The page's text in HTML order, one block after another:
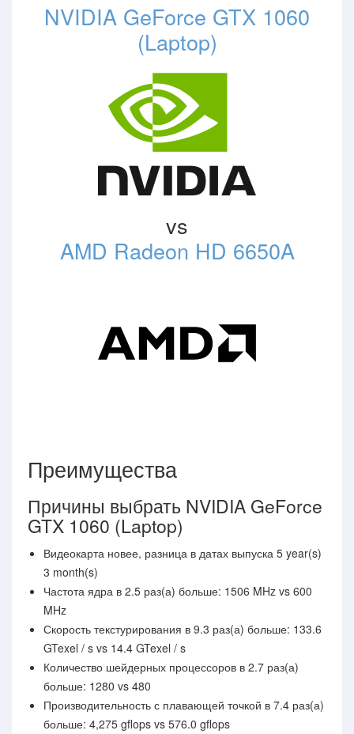
NVIDIA GeForce GTX 1060
(Laptop)
vs
AMD Radeon HD 6650A
Преимущества
Причины выбрать NVIDIA GeForce
GTX 1060 (Laptop)
Видеокарта новее, разница в датах выпуска 5 year(s)
3 month(s)
Частота ядра в 2.5 раз(а) больше: 1506 MHz vs 600
MHz
Скорость текстурирования в 9.3 раз(а) больше: 133.6
GTexel / s vs 14.4 GTexel / s
Количество шейдерных процессоров в 2.7 раз(а)
больше: 1280 vs 480
Производительность с плавающей точкой в 7.4 раз(а)
больше: 4,275 gflops vs 576.0 gflops